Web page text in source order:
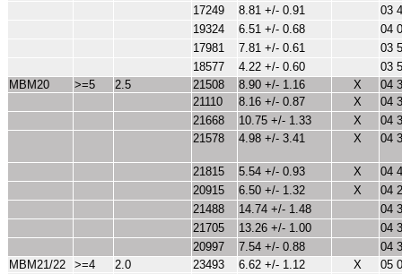
17249
8.81 +/- 0.91
03
19324
6.51 +/- 0.68
04
17981
7.81 +/- 0.61
03
18577
4.22 +/- 0.60
03
MBM20
>=5 2.5 21508 8.90 +/- 1.16 X
04
21110
8.16 +/- 0.87 X
04
21668
10.75 +/- 1.33 X
04
21578
4.98 +/- 3.41 X 04
21815 5.54 +/- 0.93 X
04
20915
6.50 +/- 1.32 X
04
21488
14.74 +/- 1.48
04
21705
13.26 +/- 1.00
04
20997
7.54 +/- 0.88
04
MBM21/22
>=4 2.0 23493 6.62 +/- 1.12 X
05